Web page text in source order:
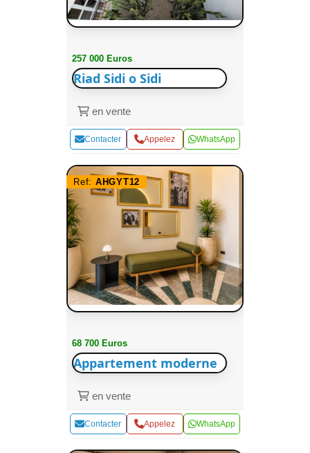
257 000 Euros
Riad Sidi o Sidi
en vente
Contacter Appelez WhatsApp
Ref: AHGYT12
68 700 Euros
Appartement moderne
en vente
Contacter Appelez WhatsApp